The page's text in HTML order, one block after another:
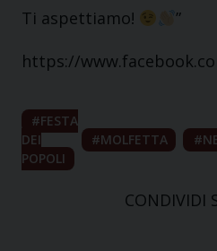
Ti aspettiamo!
”
https://
FESTA
DEI
POPOLI
MOLFETTA
CONDIVIDI